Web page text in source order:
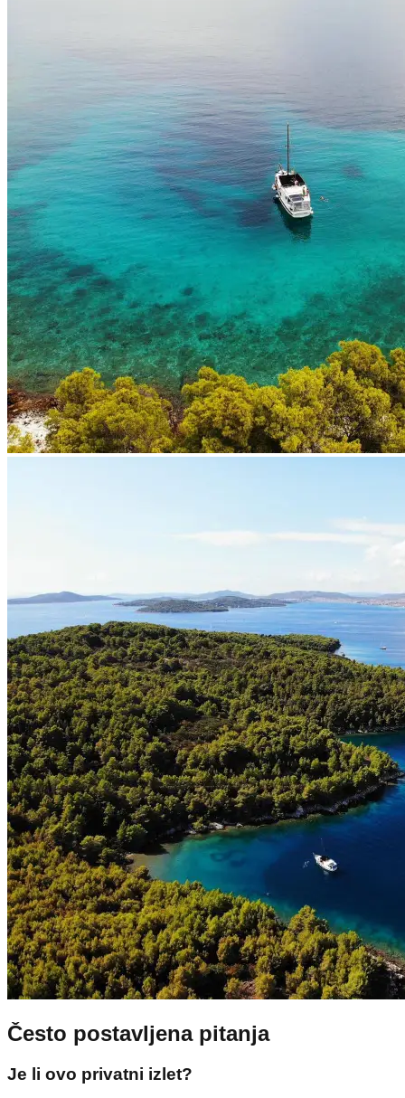
Često postavljena pitanja
Je li ovo privatni izlet?